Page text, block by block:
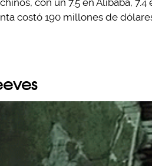
con un 7.5 en Alibaba, 7.4
costó 190 millones de